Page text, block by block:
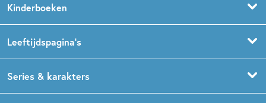
Kinderboeken
Prentenboeken
Leeftijdspagina’s
Boekentips 1,5 - 3 jaar
Series & karakters